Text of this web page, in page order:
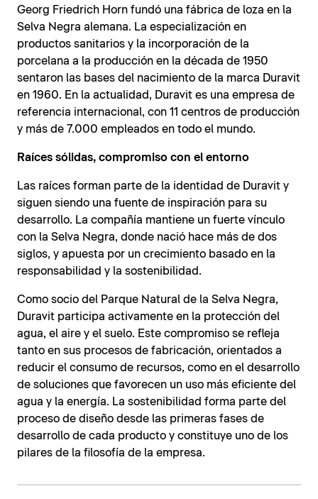
Georg Friedrich Horn fundó una fábrica de loza en la
Selva Negra alemana. La especialización en
productos sanitarios y la incorporación de la
porcelana a la producción en la década de 1950
sentaron las bases del nacimiento de la marca Duravit
en 1960. En la actualidad, Duravit es una empresa de
referencia internacional, con 11 centros de producción
y más de 7.000 empleados en todo el mundo.
Raíces sólidas, compromiso con el entorno
Las raíces forman parte de la identidad de Duravit y
siguen siendo una fuente de inspiración para su
desarrollo. La compañía mantiene un fuerte vínculo
con la Selva Negra, donde nació hace más de dos
siglos, y apuesta por un crecimiento basado en la
responsabilidad y la sostenibilidad.
Como socio del Parque Natural de la Selva Negra,
Duravit participa activamente en la protección del
agua, el aire y el suelo. Este compromiso se refleja
tanto en sus procesos de fabricación, orientados a
reducir el consumo de recursos, como en el desarrollo
de soluciones que favorecen un uso más eficiente del
agua y la energía. La sostenibilidad forma parte del
proceso de diseño desde las primeras fases de
desarrollo de cada producto y constituye uno de los
pilares de la filosofía de la empresa.